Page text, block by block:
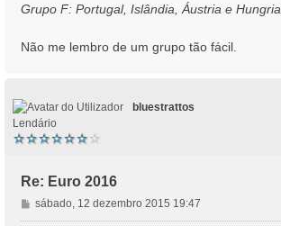
Grupo F: Portugal, Islândia, Áustria e Hungria
Não me lembro de um grupo tão fácil.
bluestrattos
Lendário
Re: Euro 2016
M
e
sábado, 12 dezembro 2015 19:47